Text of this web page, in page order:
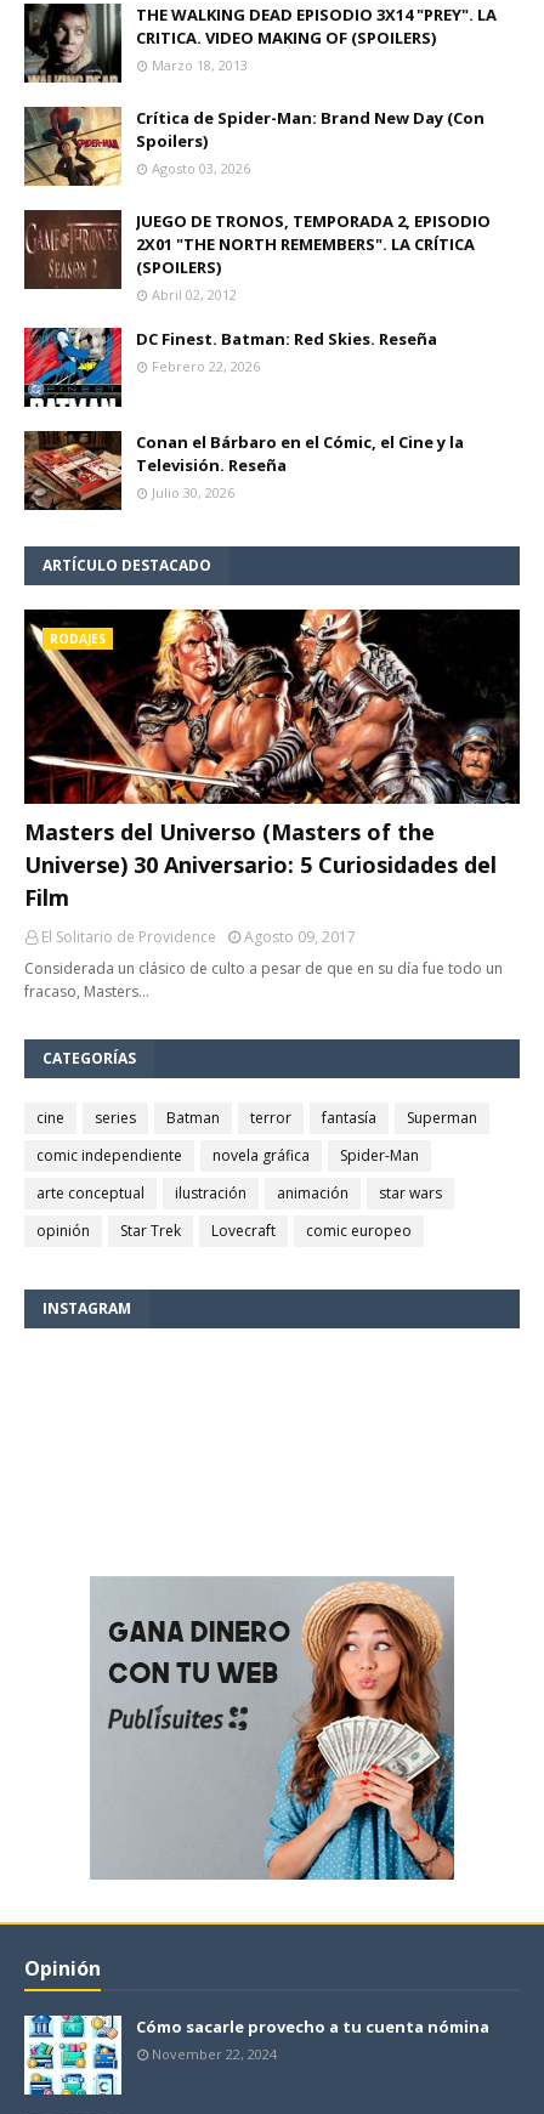
THE WALKING DEAD EPISODIO 3X14 "PREY". LA
CRITICA. VIDEO MAKING OF (SPOILERS)
Marzo 18, 2013
Crítica de Spider-Man: Brand New Day (Con
Spoilers)
Agosto 03, 2026
JUEGO DE TRONOS, TEMPORADA 2, EPISODIO
2X01 "THE NORTH REMEMBERS". LA CRÍTICA
(SPOILERS)
Abril 02, 2012
DC Finest. Batman: Red Skies. Reseña
Febrero 22, 2026
Conan el Bárbaro en el Cómic, el Cine y la
Televisión. Reseña
Julio 30, 2026
ARTÍCULO DESTACADO
RODAJES
Masters del Universo (Masters of the
Universe) 30 Aniversario: 5 Curiosidades del
Film
El Solitario de Providence
Agosto 09, 2017
Considerada un clásico de culto a pesar de que en su día fue todo un
fracaso, Masters…
CATEGORÍAS
cine series Batman terror fantasía
Superman
comic independiente
novela gráfica
Spider-Man
arte conceptual
ilustración animación
star wars
opinión
Star Trek Lovecraft comic europeo
INSTAGRAM
Opinión
Cómo sacarle provecho a tu cuenta nómina
November 22, 2024